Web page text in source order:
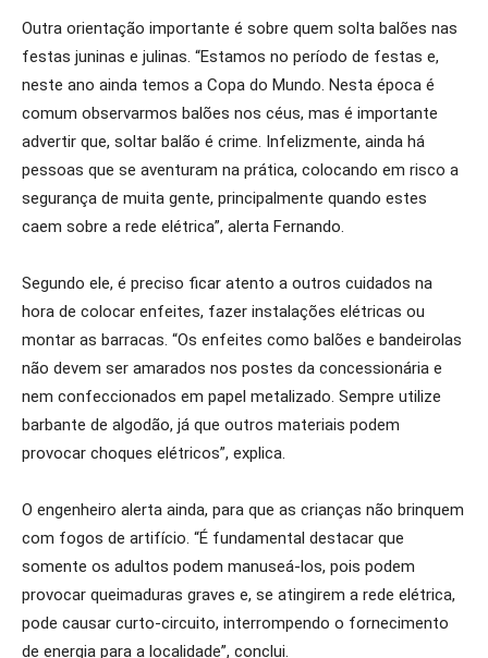
Outra orientação importante é sobre quem solta balões nas
festas juninas e julinas. “Estamos no período de festas e,
neste ano ainda temos a Copa do Mundo. Nesta época é
comum observarmos balões nos céus, mas é importante
advertir que, soltar balão é crime. Infelizmente, ainda há
pessoas que se aventuram na prática, colocando em risco a
segurança de muita gente, principalmente quando estes
caem sobre a rede elétrica”, alerta Fernando.
Segundo ele, é preciso ficar atento a outros cuidados na
hora de colocar enfeites, fazer instalações elétricas ou
montar as barracas. “Os enfeites como balões e bandeirolas
não devem ser amarados nos postes da concessionária e
nem confeccionados em papel metalizado. Sempre utilize
barbante de algodão, já que outros materiais podem
provocar choques elétricos”, explica.
O engenheiro alerta ainda, para que as crianças não brinquem
com fogos de artifício. “É fundamental destacar que
somente os adultos podem manuseá-los, pois podem
provocar queimaduras graves e, se atingirem a rede elétrica,
pode causar curto-circuito, interrompendo o fornecimento
de energia para a localidade”, conclui.